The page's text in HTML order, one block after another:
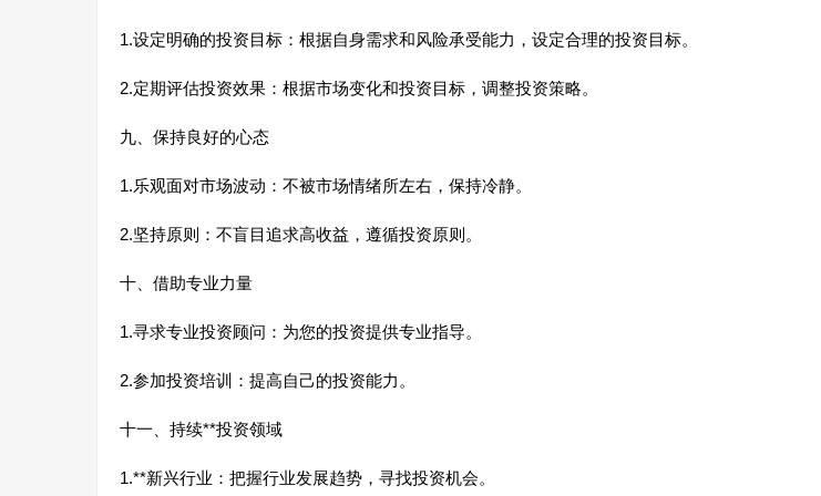
1.设定明确的投资目标：根据自身需求和风险承受能力，设定合理的投资目标。
2.定期评估投资效果：根据市场变化和投资目标，调整投资策略。
九、保持良好的心态
1.乐观面对市场波动：不被市场情绪所左右，保持冷静。
2.坚持原则：不盲目追求高收益，遵循投资原则。
十、借助专业力量
1.寻求专业投资顾问：为您的投资提供专业指导。
2.参加投资培训：提高自己的投资能力。
十一、持续**投资领域
1.**新兴行业：把握行业发展趋势，寻找投资机会。